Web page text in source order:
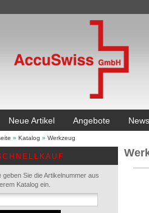
Neue Artikel Angebote
» Katalog » Werkzeug
geben Sie die Artikelnummer aus
Katalog ein.